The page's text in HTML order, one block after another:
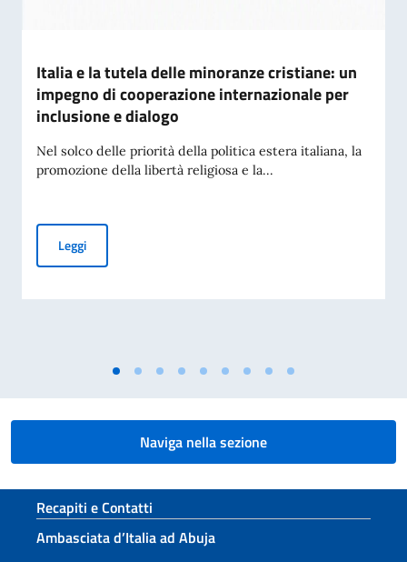
Italia e la tutela delle minoranze cristiane: un
impegno di cooperazione internazionale per
inclusione e dialogo
Nel solco delle priorità della politica estera italiana, la
promozione della libertà religiosa e la...
LeggiItalia e la tutela delle minoranze cristiane: un impegno di
Naviga nella sezione
Sezione footer
Recapiti e Contatti
Ambasciata d’Italia ad Abuja